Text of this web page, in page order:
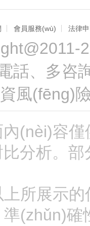
會員服務(wù) 法律
話、多咨
風(fēng)
(nèi)容
分析。
所展示
(zhǔn)